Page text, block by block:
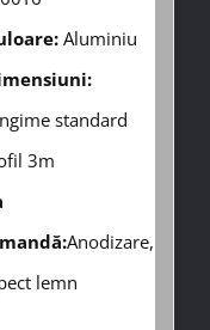
Aluminiu
standard
3m
Anodizare,
lemn